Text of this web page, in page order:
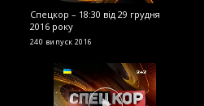
Спецкор – 18:30 від 29 грудня
2016 року
240 випуск 2016